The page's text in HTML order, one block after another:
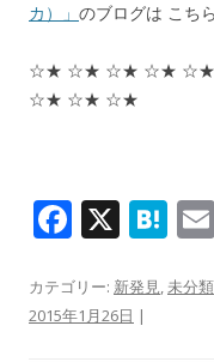
カ）」 のブログは こち
☆★ ☆★ ☆★ ☆★
☆★ ☆★ ☆★
F
e
b
X H
e
カテゴリー: 新発見,未分類
2015年1月26日 |